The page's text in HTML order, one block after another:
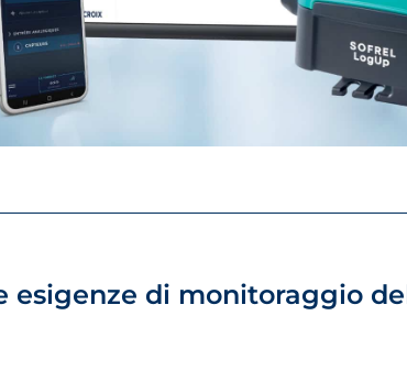
esigenze di monitoraggio